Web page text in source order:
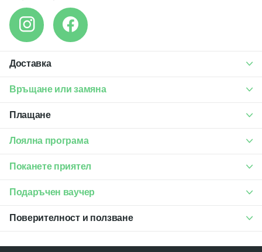
Доставка
Връщане или замяна
Плащане
Лоялна програма
Поканете приятел
Подаръчен ваучер
Поверителност и ползване